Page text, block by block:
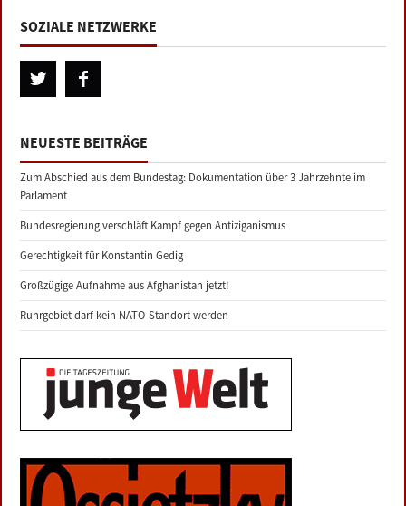
SOZIALE NETZWERKE
NEUESTE BEITRÄGE
Zum Abschied aus dem Bundestag: Dokumentation über 3 Jahrzehnte im
Parlament
Bundesregierung verschläft Kampf gegen Antiziganismus
Gerechtigkeit für Konstantin Gedig
Großzügige Aufnahme aus Afghanistan jetzt!
Ruhrgebiet darf kein NATO-Standort werden